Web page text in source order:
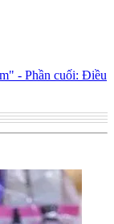
- Phần cuối: Điều